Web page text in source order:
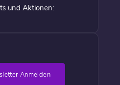
und Aktionen:
Anmelden